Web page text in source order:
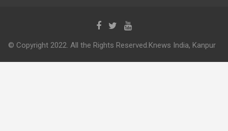
© Copyright 2022. All the Rights Reserved.Knews India, Kanpur